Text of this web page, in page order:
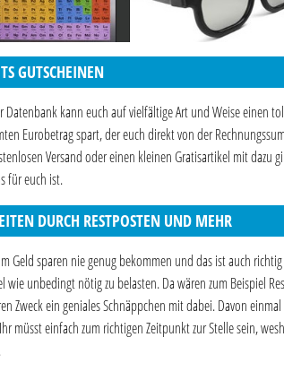
GUTSCHEINEN
Datenbank kann euch auf vielfältige Art und Weise einen
Eurobetrag spart, der euch direkt von der
Versand oder einen kleinen Gratisartikel mit dazu
für euch ist.
DURCH RESTPOSTEN UND MEHR
Geld sparen nie genug bekommen und das ist auch
unbedingt nötig zu belasten. Da wären zum Beispiel
Zweck ein geniales Schnäppchen mit dabei. Davon
müsst einfach zum richtigen Zeitpunkt zur Stelle sein,